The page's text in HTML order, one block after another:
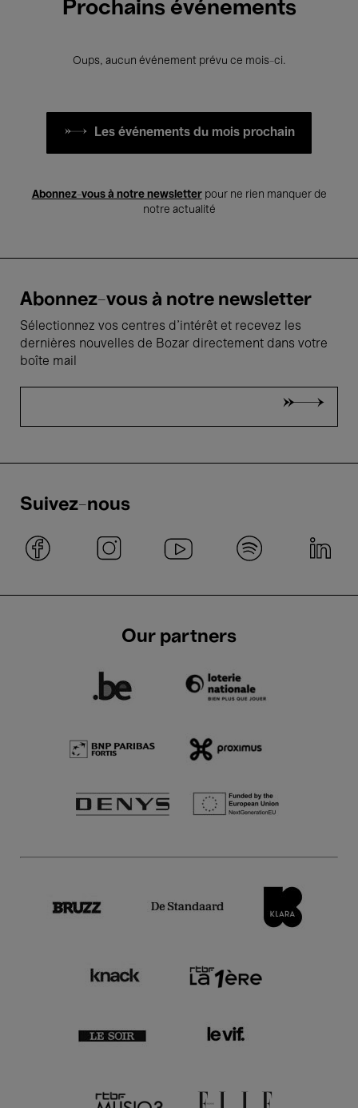
Prochains événements
Oups, aucun événement prévu ce mois-ci.
Les événements du mois prochain
Abonnez-vous à notre newsletterpour ne rien manquer de
notre actualité
Abonnez-vous à notre newsletter
Sélectionnez vos centres d'intérêt et recevez les
dernières nouvelles de Bozar directement dans votre
boîte mail
Suivez-nous
Our partners